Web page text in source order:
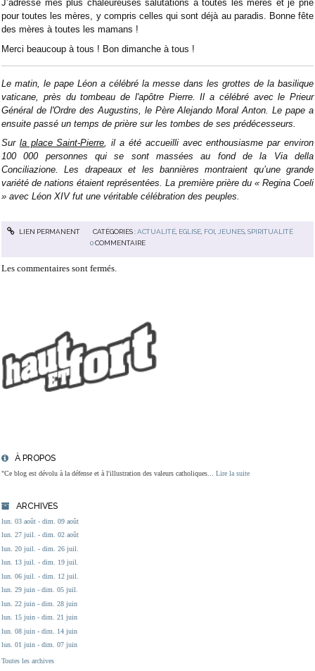
À PROPOS
"Ce blog est dévolu à la défense et à l'illustration des valeurs catholiques... Lire la suite
ARCHIVES
lun. 03 août - dim. 09 août
lun. 27 juil. - dim. 02 août
lun. 20 juil. - dim. 26 juil.
lun. 13 juil. - dim. 19 juil.
lun. 06 juil. - dim. 12 juil.
lun. 29 juin - dim. 05 juil.
lun. 22 juin - dim. 28 juin
lun. 15 juin - dim. 21 juin
lun. 08 juin - dim. 14 juin
lun. 01 juin - dim. 07 juin
Toutes les archives
J’adresse mes plus chaleureuses salutations à toutes les mères et je prie
pour toutes les mères, y compris celles qui sont déjà au paradis. Bonne fête
des mères à toutes les mamans !
Merci beaucoup à tous ! Bon dimanche à tous !
Le matin, le pape Léon a célébré la messe dans les grottes de la basilique
vaticane, près du tombeau de l'apôtre Pierre. Il a célébré avec le Prieur
Général de l'Ordre des Augustins, le Père Alejando Moral Anton. Le pape a
ensuite passé un temps de prière sur les tombes de ses prédécesseurs.
Sur la place Saint-Pierre , il a été accueilli avec enthousiasme par environ
100 000 personnes qui se sont massées au fond de la Via della
Conciliazione. Les drapeaux et les bannières montraient qu’une grande
variété de nations étaient représentées. La première prière du « Regina Coeli
» avec Léon XIV fut une véritable célébration des peuples.
LIEN PERMANENT CATÉGORIES :ACTUALITÉ, EGLISE, FOI , JEUNES, SPIRITUALITÉ
0 COMMENTAIRE
Les commentaires sont fermés.